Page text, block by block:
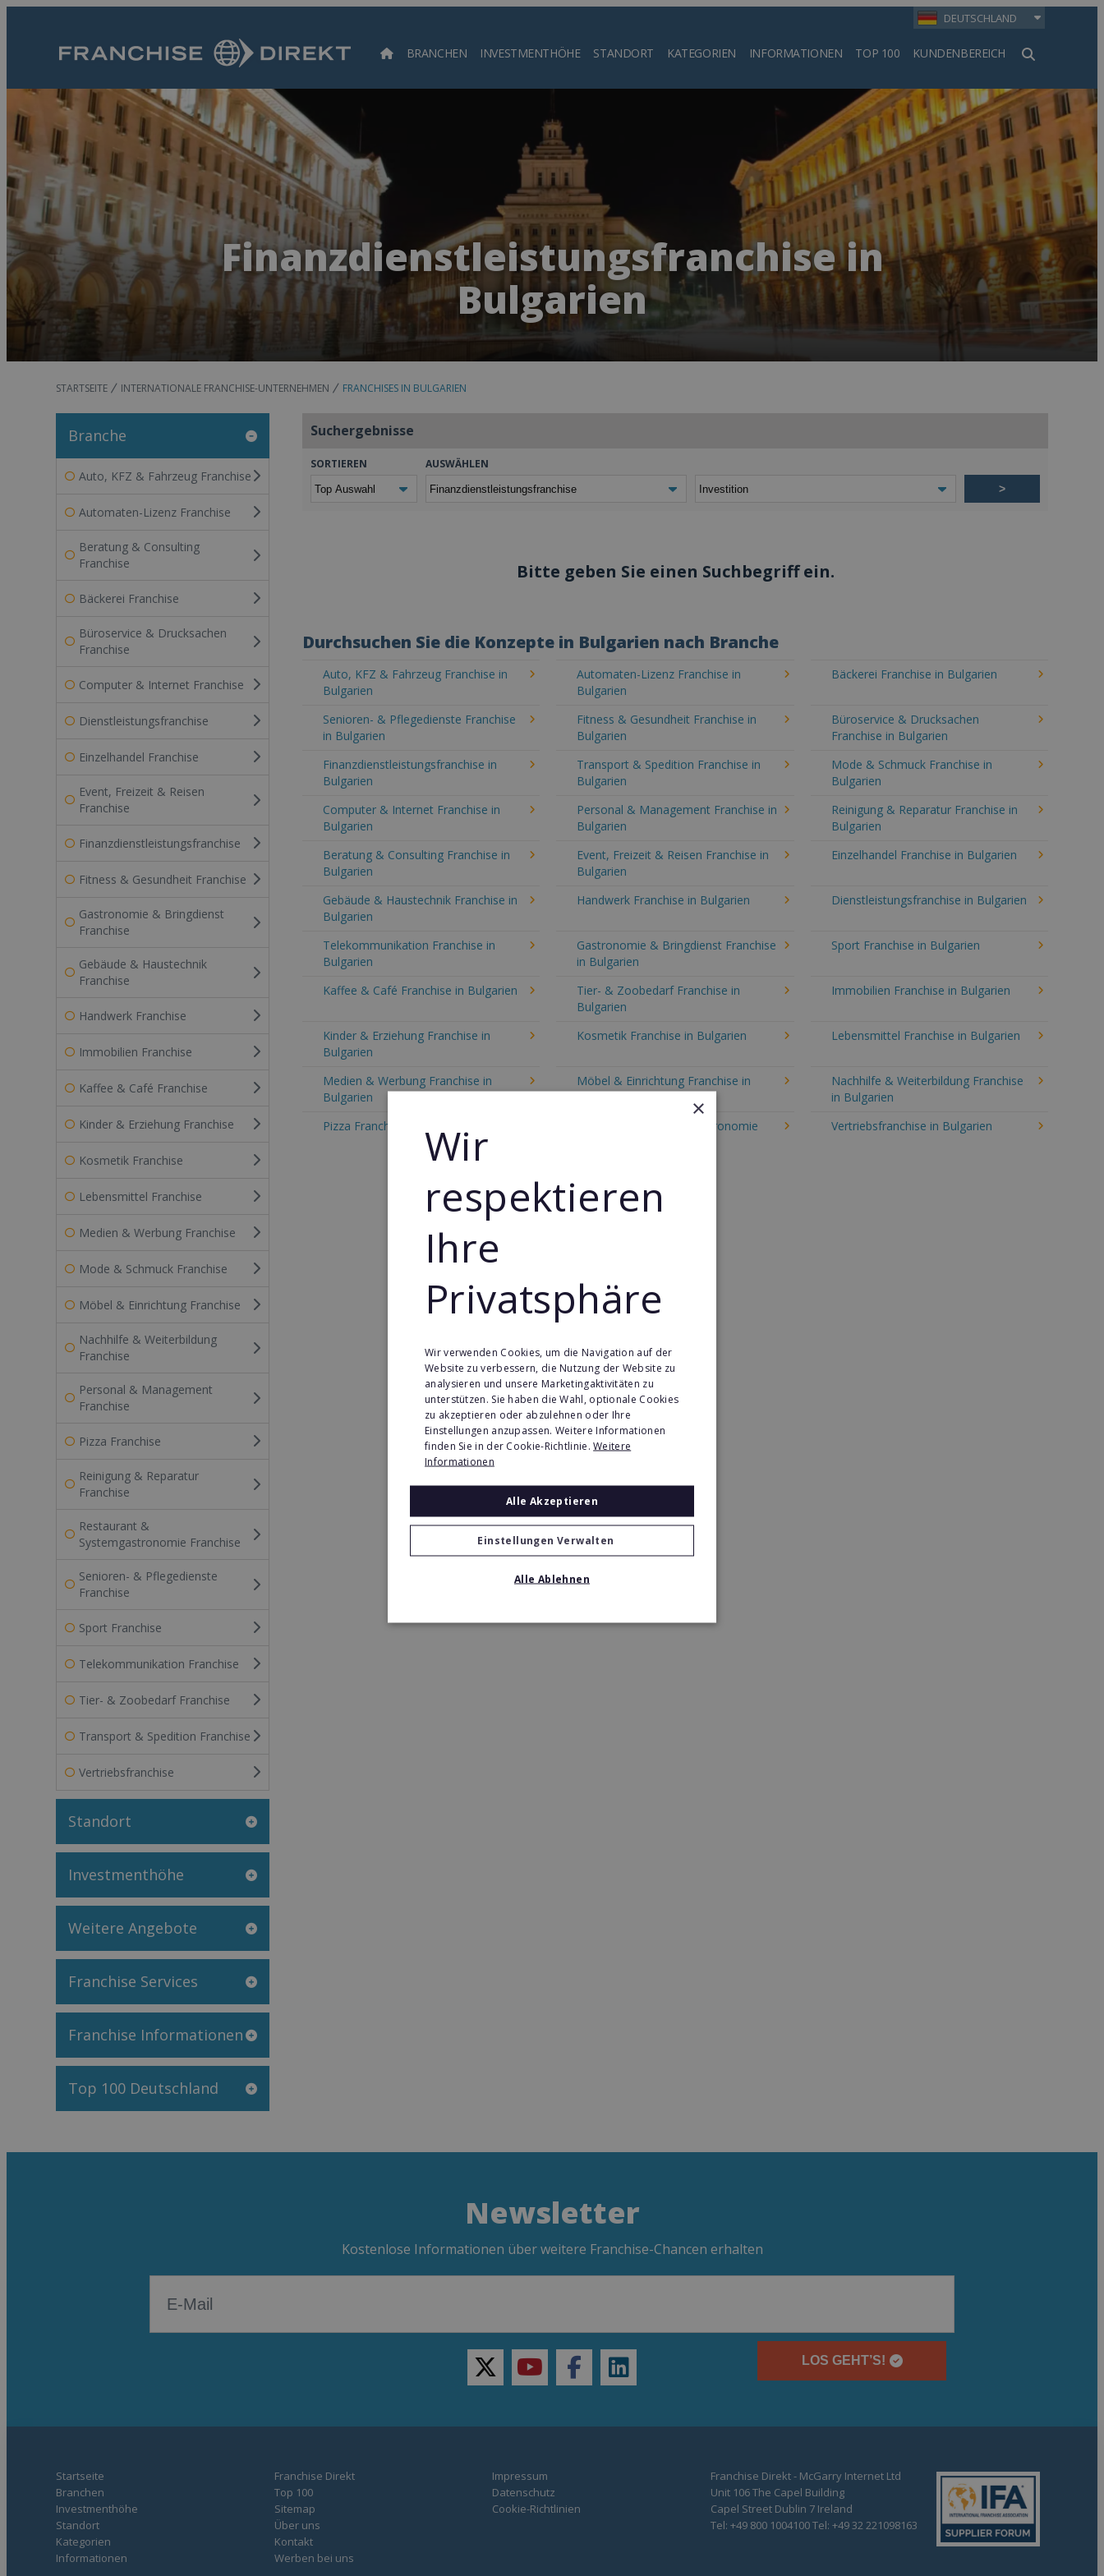
DEUTSCHLAND
BRANCHEN INVESTMENTHÖHE STANDORT KATEGORIEN INFORMATIONEN TOP 100 KUNDENBEREICH
Suchen
Finanzdienstleistungsfranchise in
Bulgarien
STARTSEITE INTERNATIONALE FRANCHISE-UNTERNEHMEN FRANCHISES IN BULGARIEN
Branche
Auto, KFZ & Fahrzeug Franchise
Automaten-Lizenz Franchise
Beratung & Consulting
Franchise
Bäckerei Franchise
Büroservice & Drucksachen
Franchise
Computer & Internet Franchise
Dienstleistungsfranchise
Einzelhandel Franchise
Event, Freizeit & Reisen
Franchise
Finanzdienstleistungsfranchise
Fitness & Gesundheit Franchise
Gastronomie & Bringdienst
Franchise
Gebäude & Haustechnik
Franchise
Handwerk Franchise
Immobilien Franchise
Kaffee & Café Franchise
Kinder & Erziehung Franchise
Kosmetik Franchise
Lebensmittel Franchise
Medien & Werbung Franchise
Mode & Schmuck Franchise
Möbel & Einrichtung Franchise
Nachhilfe & Weiterbildung
Franchise
Personal & Management
Franchise
Pizza Franchise
Reinigung & Reparatur
Franchise
Restaurant &
Systemgastronomie Franchise
Senioren- & Pflegedienste
Franchise
Sport Franchise
Telekommunikation Franchise
Tier- & Zoobedarf Franchise
Transport & Spedition Franchise
Vertriebsfranchise
Standort
Investmenthöhe
Weitere Angebote
Franchise Services
Franchise Informationen
Top 100 Deutschland
Suchergebnisse
SORTIEREN AUSWÄHLEN
>
Bitte geben Sie einen Suchbegriff ein.
Durchsuchen Sie die Konzepte in Bulgarien nach Branche
Auto, KFZ & Fahrzeug Franchise in
Bulgarien
Automaten-Lizenz Franchise in
Bulgarien
Bäckerei Franchise in Bulgarien
Senioren- & Pflegedienste Franchise
in Bulgarien
Fitness & Gesundheit Franchise in
Bulgarien
Büroservice & Drucksachen
Franchise in Bulgarien
Finanzdienstleistungsfranchise in
Bulgarien
Transport & Spedition Franchise in
Bulgarien
Mode & Schmuck Franchise in
Bulgarien
Computer & Internet Franchise in
Bulgarien
Personal & Management Franchise in
Bulgarien
Reinigung & Reparatur Franchise in
Bulgarien
Beratung & Consulting Franchise in
Bulgarien
Event, Freizeit & Reisen Franchise in
Bulgarien
Einzelhandel Franchise in Bulgarien
Gebäude & Haustechnik Franchise in
Bulgarien
Handwerk Franchise in Bulgarien Dienstleistungsfranchise in Bulgarien
Telekommunikation Franchise in
Bulgarien
Gastronomie & Bringdienst Franchise
in Bulgarien
Sport Franchise in Bulgarien
Kaffee & Café Franchise in Bulgarien
Tier- & Zoobedarf Franchise in
Bulgarien
Immobilien Franchise in Bulgarien
Kinder & Erziehung Franchise in
Bulgarien
Kosmetik Franchise in Bulgarien Lebensmittel Franchise in Bulgarien
Medien & Werbung Franchise in
Bulgarien
Möbel & Einrichtung Franchise in
Bulgarien
Nachhilfe & Weiterbildung Franchise
in Bulgarien
Pizza Franchise in Bulgarien
Restaurant & Systemgastronomie
Vertriebsfranchise in Bulgarien
Newsletter
Kostenlose Informationen über weitere Franchise-Chancen erhalten
LOS GEHT’S!
twitteryoutubefacebooklinkedin
Startseite
Branchen
Investmenthöhe
Standort
Kategorien
Informationen
Franchise Direkt
Top 100
Sitemap
Über uns
Kontakt
Werben bei uns
Impressum
Datenschutz
Cookie-Richtlinien
Franchise Direkt - McGarry Internet Ltd
Unit 106 The Capel Building
Capel Street Dublin 7 Ireland
Tel: +49 800 1004100 Tel: +49 32 221098163
×
Wir
respektieren
Ihre
Privatsphäre
Wir verwenden Cookies, um die Navigation auf der
Website zu verbessern, die Nutzung der Website zu
analysieren und unsere Marketingaktivitäten zu
unterstützen. Sie haben die Wahl, optionale Cookies
zu akzeptieren oder abzulehnen oder Ihre
Einstellungen anzupassen. Weitere Informationen
finden Sie in der Cookie-Richtlinie.Weitere
Informationen
Alle Akzeptieren
Einstellungen Verwalten
Alle Ablehnen